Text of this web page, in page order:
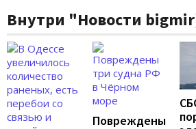
Внутри "Новости
Повреждены